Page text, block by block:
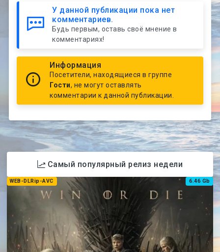
У данной публикации пока нет
комментариев.
Будь первым, оставь своё мнение в
комментариях!
Информация
Посетители, находящиеся в группе
Гости, не могут оставлять
комментарии к данной публикации.
Самый популярный релиз недели
WEB-DLRip-AVC 6.46 Gb